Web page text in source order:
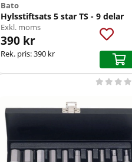
Bato
Hylsstiftsats 5 star TS - 9 delar
Exkl. moms
390 kr
Rek. pris:390 kr
   